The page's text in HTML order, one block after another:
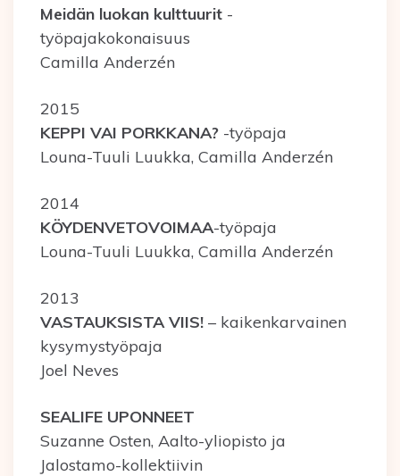
Meidän luokan kulttuurit -
työpajakokonaisuus
Camilla Anderzén
2015
KEPPI VAI PORKKANA? -työpaja
Louna-Tuuli Luukka, Camilla Anderzén
2014
KÖYDENVETOVOIMAA-työpaja
Louna-Tuuli Luukka, Camilla Anderzén
2013
VASTAUKSISTA VIIS! – kaikenkarvainen
kysymystyöpaja
Joel Neves
SEALIFE UPONNEET
Suzanne Osten, Aalto-yliopisto ja
Jalostamo-kollektiivin